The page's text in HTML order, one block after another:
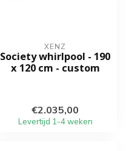
XENZ
Society whirlpool - 190
x 120 cm - custom
€2.035,00
Levertijd 1-4 weken